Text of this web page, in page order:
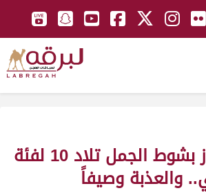
الشرافي يفوز بشوط الجمل تلاد 10 لفئة
والعذبة وصيفاً